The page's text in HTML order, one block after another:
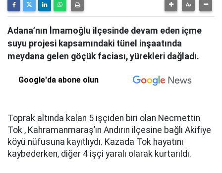
Adana’nın İmamoğlu ilçesinde devam eden içme
suyu projesi kapsamındaki tünel inşaatında
meydana gelen göçük faciası, yürekleri dağladı.
Google'da abone olun
Toprak altında kalan 5 işçiden biri olan Necmettin
Tok , Kahramanmaraş’ın Andırın ilçesine bağlı Akifiye
köyü nüfusuna kayıtlıydı. Kazada Tok hayatını
kaybederken, diğer 4 işçi yaralı olarak kurtarıldı.